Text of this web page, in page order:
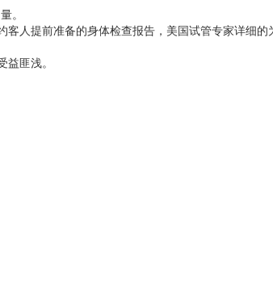
。
人提前准备的身体检查报告，美国试管专家详细
匪浅。